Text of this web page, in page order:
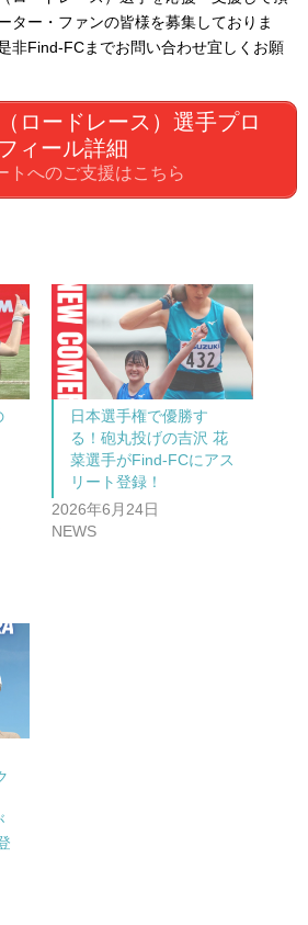
ター・ファンの皆様を募集しておりま
非Find-FCまでお問い合わせ宜しくお願
ロードレース）選手プロ
フィール詳細
トへのご支援はこちら
日本選手権で優勝す
る！砲丸投げの吉沢 花
菜選手がFind-FCにアス
リート登録！
2026年6月24日
NEWS